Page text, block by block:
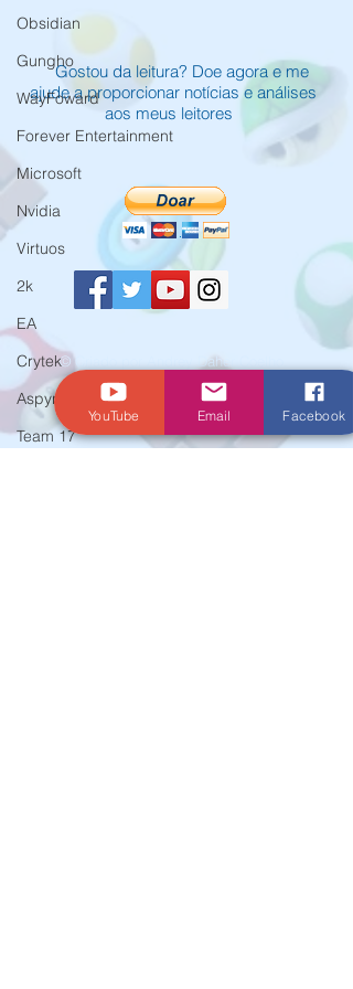
Obsidian
Gungho
WayFoward
Forever Entertainment
Microsoft
Nvidia
Virtuos
2k
EA
Crytek
Aspyr
Team 17
© Criado por Andrey Daher Coelho.
Gostou da leitura? Doe agora e me
ajude a proporcionar notícias e análises
aos meus leitores
YouTube Email Facebook